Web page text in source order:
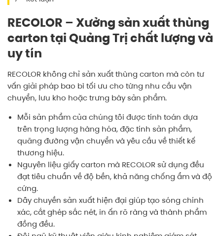
RECOLOR – Xưởng sản xuất thùng
carton tại Quảng Trị chất lượng và
uy tín
RECOLOR không chỉ sản xuất thùng carton mà còn tư
vấn giải pháp bao bì tối ưu cho từng nhu cầu vận
chuyển, lưu kho hoặc trưng bày sản phẩm.
Mỗi sản phẩm của chúng tôi được tính toán dựa
trên trọng lượng hàng hóa, đặc tính sản phẩm,
quãng đường vận chuyển và yêu cầu về thiết kế
thương hiệu.
Nguyên liệu giấy carton mà RECOLOR sử dụng đều
đạt tiêu chuẩn về độ bền, khả năng chống ẩm và độ
cứng.
Dây chuyền sản xuất hiện đại giúp tạo sóng chính
xác, cắt ghép sắc nét, in ấn rõ ràng và thành phẩm
đồng đều.